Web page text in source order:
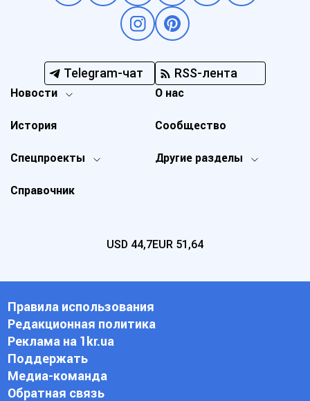
Telegram-чат RSS-лента
Новости
Спецпроекты Другие разделы
История
О нас
Справочник
Сообщество
USD 44,7EUR 51,64
Правила использования
Редакционная политика
Реклама на 1kr.ua
Поддержать
Медиа-команда
Обратная связь